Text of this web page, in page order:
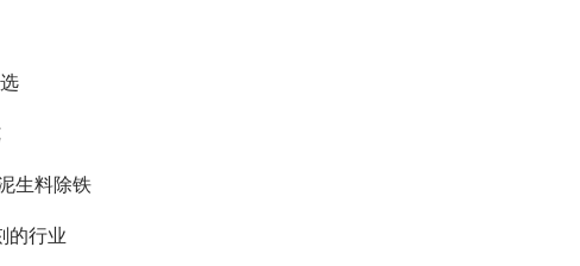
生料除铁
的行业